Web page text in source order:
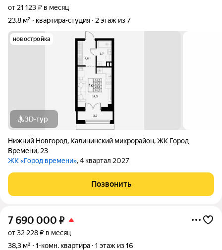
от 21 123 ₽ в месяц
23,8 м²
квартира-студия 2 этаж из 7
новостройка
3D-тур
Нижний Новгород, Калининский микрорайон,ЖК Город
Времени, 23
ЖК «Город времени», 4 квартал 2027
Позвонить
7 690 000 ₽
от 32 228 ₽ в месяц
38,3 м²
1-комн. квартира 1 этаж из 16